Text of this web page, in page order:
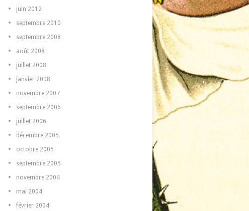
juin 2012
septembre 2010
septembre 2008
août 2008
juillet 2008
janvier 2008
novembre 2007
septembre 2006
juillet 2006
décembre 2005
octobre 2005
septembre 2005
novembre 2004
mai 2004
février 2004